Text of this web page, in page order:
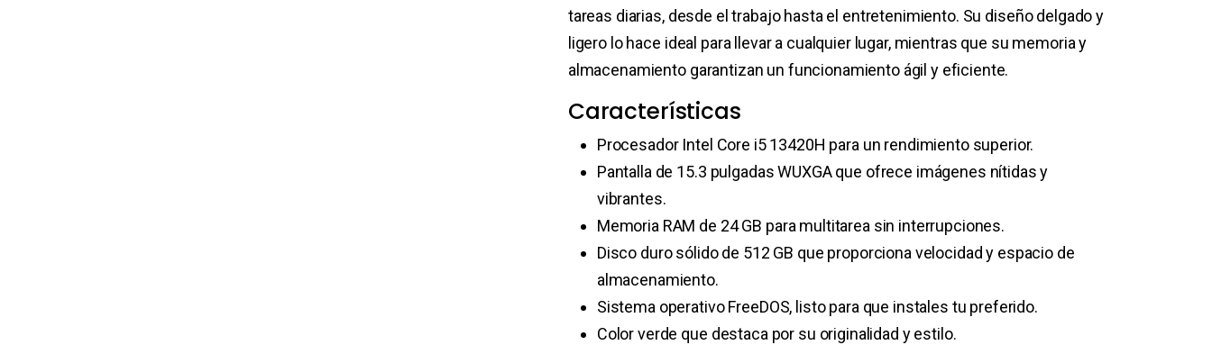
tareas diarias, desde el trabajo hasta el entretenimiento. Su diseño delgado y
ligero lo hace ideal para llevar a cualquier lugar, mientras que su memoria y
almacenamiento garantizan un funcionamiento ágil y eficiente.
Características
Procesador Intel Core i5 13420H para un rendimiento superior.
Pantalla de 15.3 pulgadas WUXGA que ofrece imágenes nítidas y
vibrantes.
Memoria RAM de 24 GB para multitarea sin interrupciones.
Disco duro sólido de 512 GB que proporciona velocidad y espacio de
almacenamiento.
Sistema operativo FreeDOS, listo para que instales tu preferido.
Color verde que destaca por su originalidad y estilo.